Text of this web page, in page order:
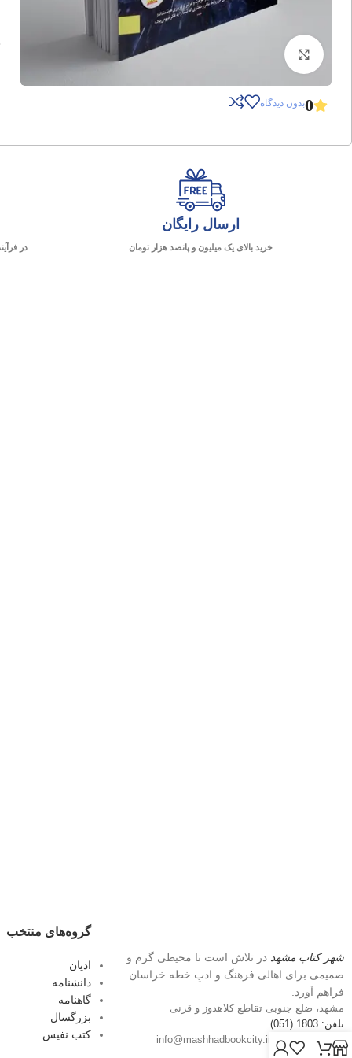
0بدون دیدگاه
ارسال رایگان
خرید بالای یک میلیون و پانصد هزار تومان در
شهر کتاب مشهد در تلاش است تا محیطی گرم و
صمیمی برای اهالی فرهنگ و ادبِ خطه خراسان
فراهم آورد.
مشهد، ضلع جنوبی تقاطع کلاهدوز و قرنی
تلفن: 1803 (051)
پست الکترونیک: info@mashhadbookcity.ir
گروه‌های منتخب
ادیان
دانشنامه
گاهنامه
بزرگسال
کتب نفیس